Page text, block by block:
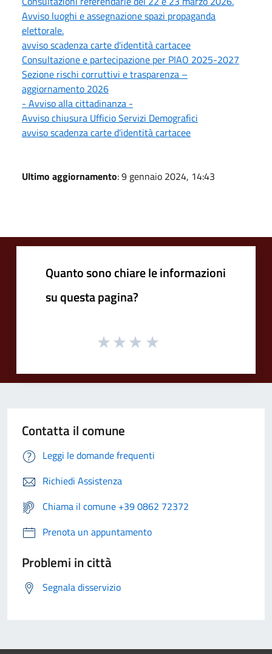
Avviso luoghi e assegnazione spazi propaganda
elettorale.
avviso scadenza carte d'identità cartacee
Consultazione e partecipazione per PIAO 2025-2027
Sezione rischi corruttivi e trasparenza –
aggiornamento 2026
- Avviso alla cittadinanza -
Avviso chiusura Ufficio Servizi Demografici
avviso scadenza carte d'identità cartacee
Ultimo aggiornamento: 9 gennaio 2024, 14:43
Quanto sono chiare le informazioni
su questa pagina?
Contatta il comune
Leggi le domande frequenti
Richiedi Assistenza
Chiama il comune +39 0862 72372
Prenota un appuntamento
Problemi in città
Segnala disservizio